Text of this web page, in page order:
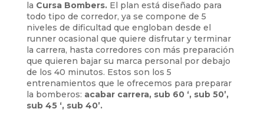
la Cursa Bombers.El plan está diseñado para
todo tipo de corredor, ya se compone de 5
niveles de dificultad que engloban desde el
runner ocasional que quiere disfrutar y terminar
la carrera, hasta corredores con más preparación
que quieren bajar su marca personal por debajo
de los 40 minutos. Estos son los 5
entrenamientos que le ofrecemos para preparar
la bomberos: acabar carrera, sub 60 ‘, sub 50’,
sub 45 ‘, sub 40’.